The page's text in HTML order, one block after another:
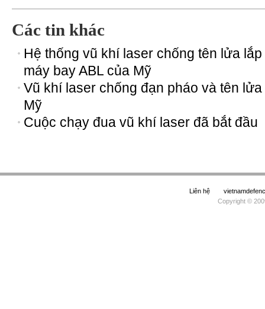
Các tin khác
Hệ thống vũ khí laser chống tên lửa lắp
máy bay ABL của Mỹ
Vũ khí laser chống đạn pháo và tên
Mỹ
Cuộc chạy đua vũ khí laser đã bắt đầu
Liên hệ
Copyright ©